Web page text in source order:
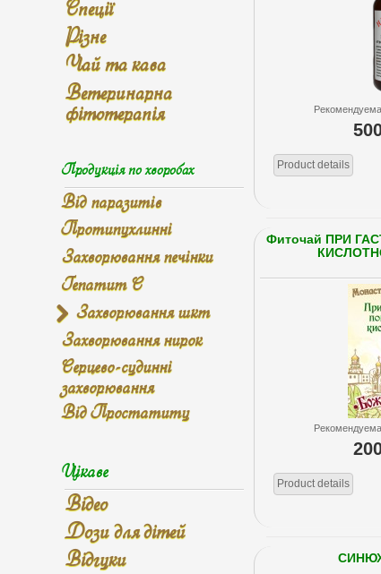
Product details
Фиточай ПРИ
Product details
Спеції
Різне
Чай та кава
Ветеринарна
фітотерапія
Продукція по хворобах
Від паразитів
Протипухлинні
Захворювання печінки
Гепатит С
Захворювання шкт
Захворювання нирок
Серцево-судинні
захворювання
Від Простатиту
Цікаве
Відео
Дози для дітей
Відгуки